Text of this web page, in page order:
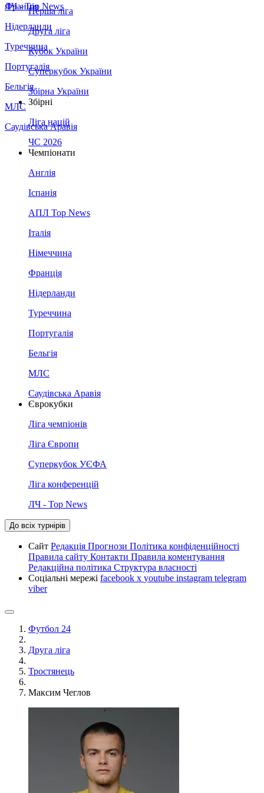
Франція
Нідерланди
Туреччина
Португалія
Бельгія
МЛС
Саудівська Аравія
ЛЧ - Top News
Перша ліга
Друга ліга
Кубок України
Суперкубок України
Збірна України
Збірні
Ліга націй
ЧС 2026
Чемпіонати
Англія
Іспанія
АПЛ Top News
Італія
Німеччина
Франція
Нідерланди
Туреччина
Португалія
Бельгія
МЛС
Саудівська Аравія
Єврокубки
Ліга чемпіонів
Ліга Європи
Суперкубок УЄФА
Ліга конференцій
ЛЧ - Top News
До всіх турнірів
Сайт Редакція Прогнози Політика конфіденційності
Правила сайту Контакти Правила коментування
Редакційна політика Структура власності
Соціальні мережі facebook x youtube instagram telegram
viber
Футбол 24
Друга ліга
Тростянець
Максим Чеглов